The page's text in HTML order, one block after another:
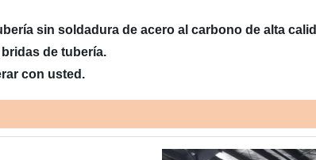
sin soldadura de acero al carbono de alta
de tubería.
con usted.